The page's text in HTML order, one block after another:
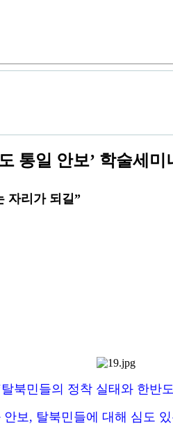
통일 안보’ 학술세미
자리가 되길”
북민들의 정착 실태와 한반
안보, 탈북민들에 대해 심도